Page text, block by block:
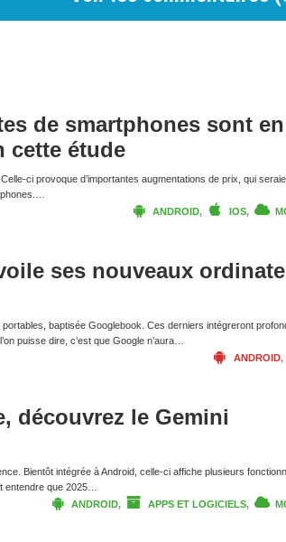
de smartphones sont en
cette étude
ci provoque d’importantes augmentations de prix, qui
ANDROID, IOS,
ses nouveaux
baptisée Googlebook. Ces derniers intégreront
puisse dire, c’est que Google n’aura…
ANDROID,
découvrez le Gemini
Bientôt intégrée à Android, celle-ci affiche plusieurs
entendre que 2025…
ANDROID, APPS ET LOGICIELS,